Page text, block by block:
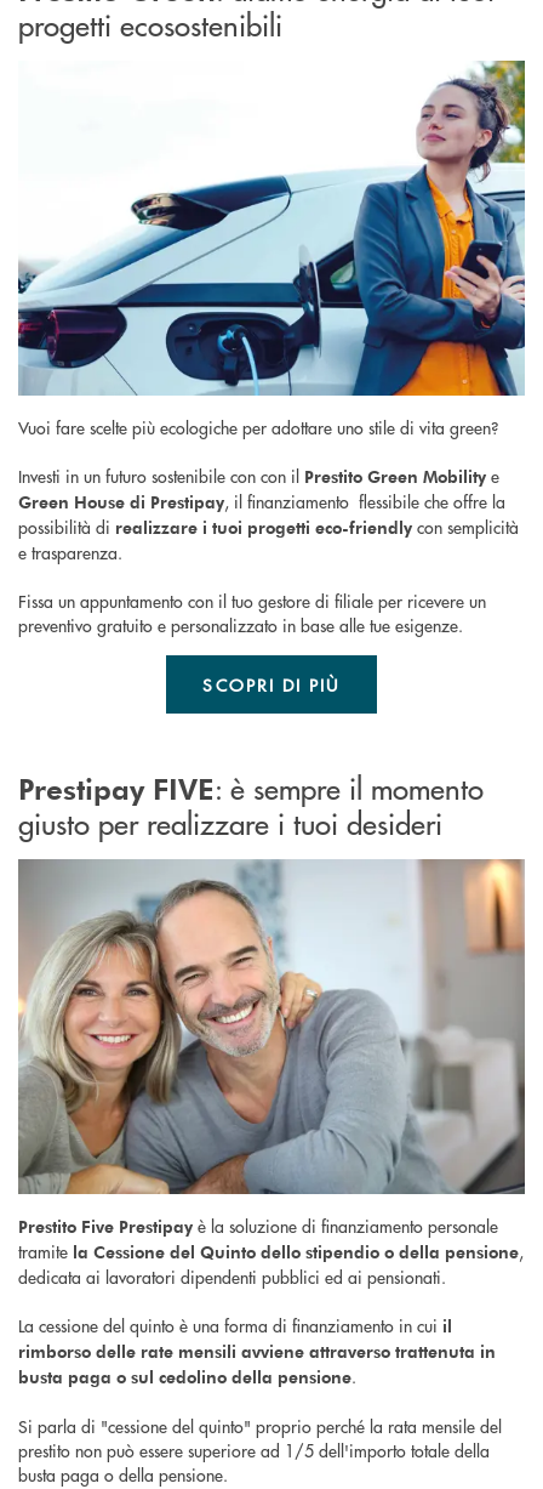
progetti ecosostenibili
Vuoi fare scelte più ecologiche per adottare uno stile di vita green?
Investi in un futuro sostenibile con con il Prestito Green Mobility e
Green House di Prestipay, il finanziamento flessibile che offre la
possibilità di realizzare i tuoi progetti eco-friendly con semplicità
e trasparenza.
Fissa un appuntamento con il tuo gestore di filiale per ricevere un
preventivo gratuito e personalizzato in base alle tue esigenze.
SCOPRI DI PIÙ
Prestipay FIVE: è sempre il momento
giusto per realizzare i tuoi desideri
Prestito Five Prestipay è la soluzione di finanziamento personale
tramite la Cessione del Quinto dello stipendio o della pensione,
dedicata ai lavoratori dipendenti pubblici ed ai pensionati.
La cessione del quinto è una forma di finanziamento in cui il
rimborso delle rate mensili avviene attraverso trattenuta in
busta paga o sul cedolino della pensione.
Si parla di "cessione del quinto" proprio perché la rata mensile del
prestito non può essere superiore ad 1/5 dell'importo totale della
busta paga o della pensione.